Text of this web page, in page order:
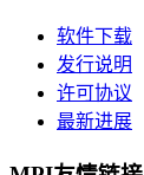
软件下载
发行说明
许可协议
最新进展